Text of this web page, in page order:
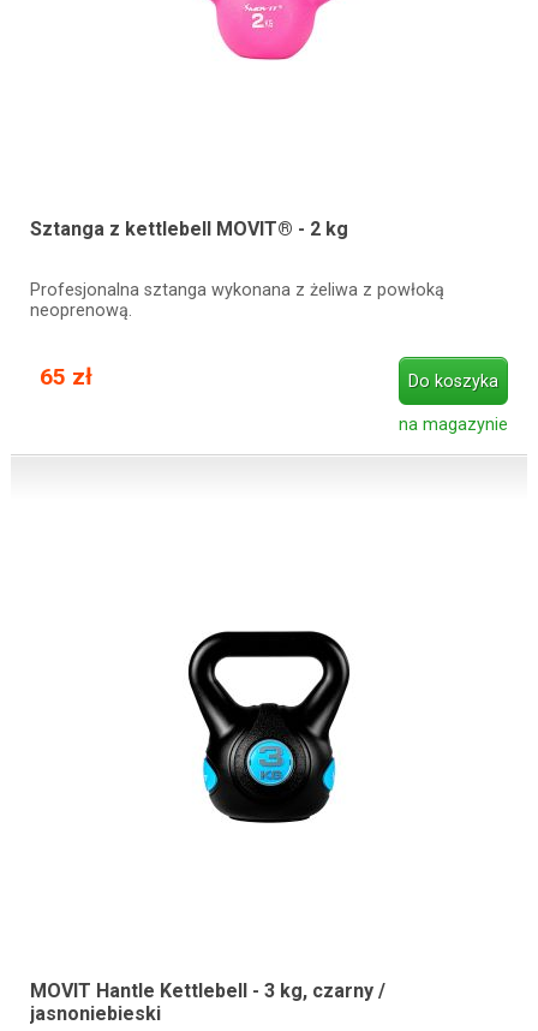
Sztanga z kettlebell MOVIT® - 2 kg
Profesjonalna sztanga wykonana z żeliwa z powłoką
neoprenową.
65 zł Do koszyka
na magazynie
MOVIT Hantle Kettlebell - 3 kg, czarny /
jasnoniebieski